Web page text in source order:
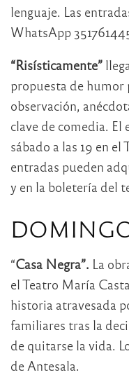
lenguaje. Las
WhatsApp
“Risísticamente”
propuesta de humor
observación,
clave de comedia. El
sábado a las 19 en
entradas pueden
y en la boletería del
“Casa Negra”. La
el Teatro María
historia atravesada
familiares tras la
de quitarse la vida.
de Antesala.